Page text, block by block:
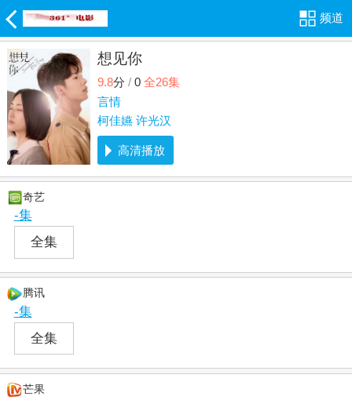
频道
想见你
9.8分 /0 全26集
言情
柯佳嬿 许光汉
高清播放
奇艺
-集
全集
腾讯
-集
全集
芒果